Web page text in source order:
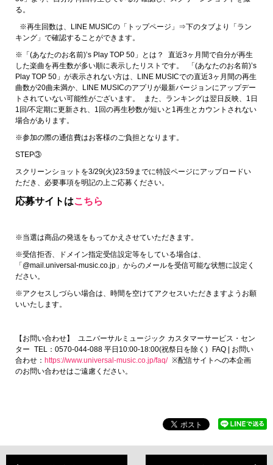
る。
※再生回数は、LINE MUSICの「トップページ」⇒下のタブより「ラン
キング」で確認することができます。
※「(あなたのお名前)’s Play TOP 50」とは？ 直近3ヶ月間で自分が再生
した楽曲を再生数が多い順に表示したリストです。 「(あなたのお名前)’s
Play TOP 50」が表示されない方は、LINE MUSICでの直近3ヶ月間の再生
曲数が20曲未満か、LINE MUSICのアプリが最新バージョンにアップデー
トされていない可能性がございます。 また、ランキングは翌日反映、1日
1回/不定期に更新され、1回の再生秒数が短いと1再生とカウントされない
場合があります。
※参加の際の通信費はお客様のご負担となります。
STEP③
スクリーンショットを3/29(火)23:59までに特設ページにアップロードい
ただき、必要事項を明記の上ご応募ください。
応募サイトはこちら
※当選は商品の発送をもってかえさせていただきます。
※受信拒否、ドメイン指定受信設定等をしている場合は、
「@mail.universal-music.co.jp」からのメールを受信可能な状態に設定く
ださい。
※アクセスしづらい場合は、時間を空けてアクセスいただきますようお願
いいたします。
【お問い合わせ】 ユニバーサルミュージック カスタマーサービス・セン
ター TEL：0570-044-088 平日10:00-18:00(祝祭日を除く) FAQ | お問い
合わせ： https://www.universal-music.co.jp/faq/※配信サイトへの本企画
のお問い合わせはご遠慮ください。